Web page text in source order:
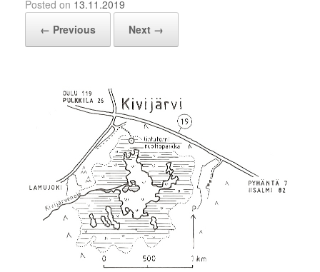
Posted on 13.11.2019
← Previous
Next →